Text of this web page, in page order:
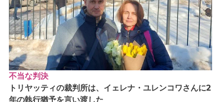
不当な判決
トリヤッティの裁判所は、イェレナ・ユレンコワさんに2
年の執行猶予を言い渡した